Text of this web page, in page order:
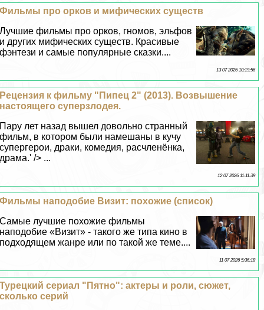
Фильмы про орков и мифических существ
Лучшие фильмы про орков, гномов, эльфов
и других мифических существ. Красивые
фэнтези и самые популярные сказки....
13 07 2026 10:19:56
Рецензия к фильму "Пипец 2" (2013). Возвышение
настоящего суперзлодея.
Пару лет назад вышел довольно странный
фильм, в котором были намешаны в кучу
супергерои, дpaки, комедия, расчлeнёнка,
драма.' /> ...
12 07 2026 11:11:39
Фильмы наподобие Визит: похожие (список)
Самые лучшие похожие фильмы
наподобие «Визит» - такого же типа кино в
подходящем жанре или по такой же теме....
11 07 2026 5:36:18
Турецкий сериал "Пятно": актеры и роли, сюжет,
сколько серий